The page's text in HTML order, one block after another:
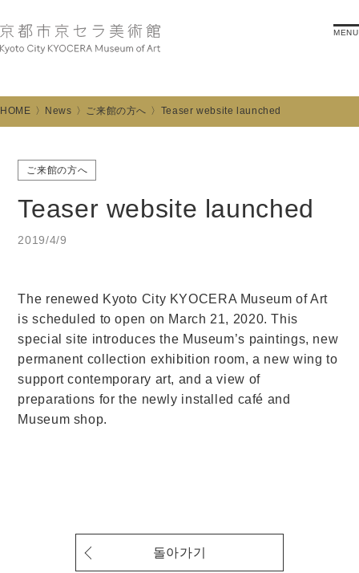
MENU
HOME News ご来館の方へ Teaser website launched
ご来館の方へ
Teaser website launched
2019/4/9
The renewed Kyoto City KYOCERA Museum of Art
is scheduled to open on March 21, 2020. This
special site introduces the Museum’s paintings, new
permanent collection exhibition room, a new wing to
support contemporary art, and a view of
preparations for the newly installed café and
Museum shop.
돌아가기